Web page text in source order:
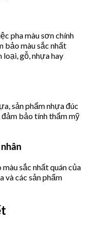
pha màu sơn chính
bảo màu sắc nhất
loại, gỗ, nhựa hay
sản phẩm nhựa đúc
bảo tính thẩm mỹ
sắc nhất quán của
và các sản phẩm